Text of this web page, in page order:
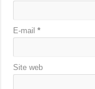
E-mail*
Site web